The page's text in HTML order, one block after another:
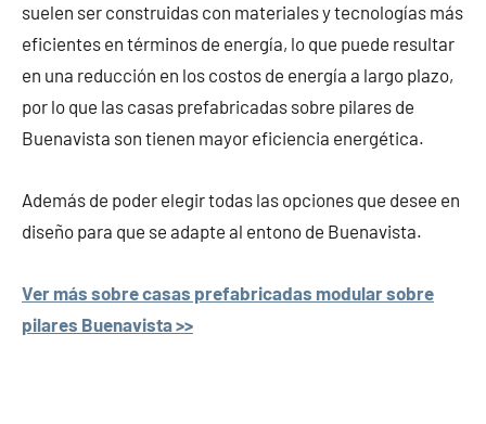
suelen ser construidas con materiales y tecnologías más
eficientes en términos de energía, lo que puede resultar
en una reducción en los costos de energía a largo plazo,
por lo que las casas prefabricadas sobre pilares de
Buenavista son tienen mayor eficiencia energética.
Además de poder elegir todas las opciones que desee en
diseño para que se adapte al entono de Buenavista.
Ver más sobre casas prefabricadas modular sobre
pilares Buenavista >>